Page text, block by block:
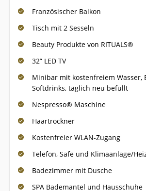
Französischer Balkon
Tisch mit 2 Sesseln
Beauty Produkte von RITUALS®
32” LED TV
Minibar mit kostenfreiem Wasser,
Softdrinks, täglich neu befüllt
Nespresso® Maschine
Haartrockner
Kostenfreier WLAN-Zugang
Telefon, Safe und Klimaanlage/
Badezimmer mit Dusche
SPA Bademantel und Hausschuhe